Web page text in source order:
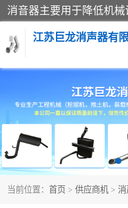
江苏巨龙消声器有
当前位置： 首页 > 供应商机 > 消
消声器